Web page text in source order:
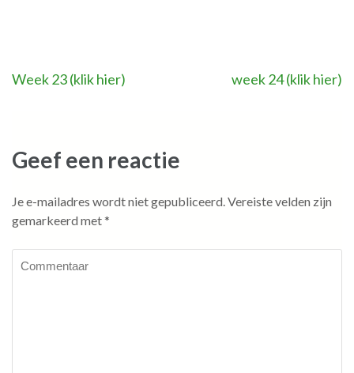
Bericht
Week 23 (klik hier) week 24 (klik hier)
Geef een reactie
Je e-mailadres wordt niet gepubliceerd.Vereiste velden zijn
gemarkeerd met*